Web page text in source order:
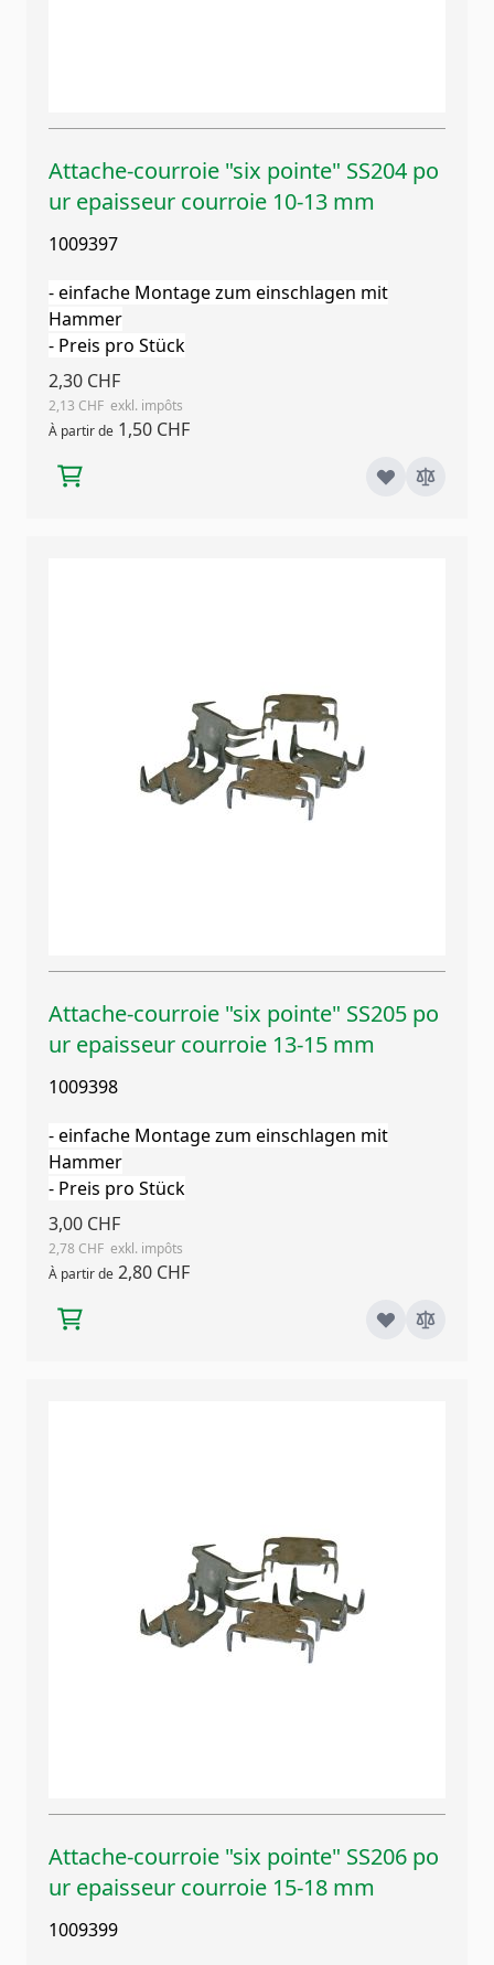
Attache-courroie "six pointe" SS204 po
ur epaisseur courroie 10-13 mm
1009397
- einfache Montage zum einschlagen mit
Hammer
- Preis pro Stück
2,30 CHF
2,13 CHF
À partir de 1,50 CHF
Attache-courroie "six pointe" SS205 po
ur epaisseur courroie 13-15 mm
1009398
- einfache Montage zum einschlagen mit
Hammer
- Preis pro Stück
3,00 CHF
2,78 CHF
À partir de 2,80 CHF
Attache-courroie "six pointe" SS206 po
ur epaisseur courroie 15-18 mm
1009399